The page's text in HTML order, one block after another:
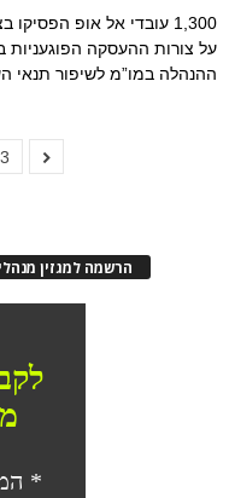
1,300 עובדי אל אופ
על צורות ההעסקה הפוגעניות
ההנהלה במו”מ לשיפור תנאי
3
הרשמה למגזין